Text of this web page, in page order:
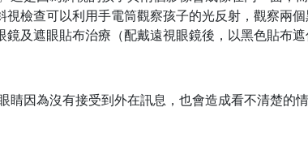
檢查可以利用手電筒觀察孩子的光反射，觀察兩
及遮眼貼布治療（配戴遠視眼鏡後，以黑色貼布
睛因為沒有接受到外在訊息，也會造成看不清楚的